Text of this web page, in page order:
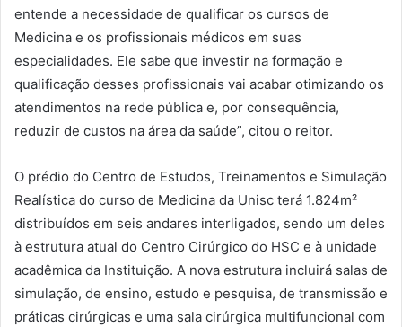
entende a necessidade de qualificar os cursos de
Medicina e os profissionais médicos em suas
especialidades. Ele sabe que investir na formação e
qualificação desses profissionais vai acabar otimizando os
atendimentos na rede pública e, por consequência,
reduzir de custos na área da saúde”, citou o reitor.
O prédio do Centro de Estudos, Treinamentos e Simulação
Realística do curso de Medicina da Unisc terá 1.824m²
distribuídos em seis andares interligados, sendo um deles
à estrutura atual do Centro Cirúrgico do HSC e à unidade
acadêmica da Instituição. A nova estrutura incluirá salas de
simulação, de ensino, estudo e pesquisa, de transmissão e
práticas cirúrgicas e uma sala cirúrgica multifuncional com